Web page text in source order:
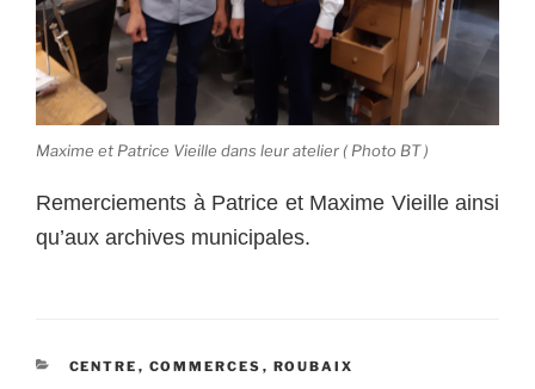
Maxime et Patrice Vieille dans leur atelier ( Photo BT )
Remerciements à Patrice et Maxime Vieille ainsi
qu’aux archives municipales.
CATÉGORIES
CENTRE , COMMERCES , ROUBAIX